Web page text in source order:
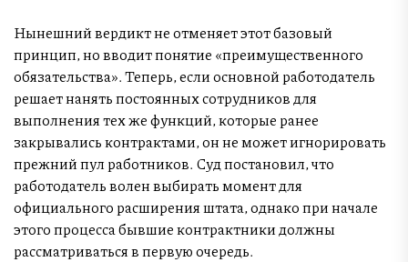
Нынешний вердикт не отменяет этот базовый
принцип, но вводит понятие «преимущественного
обязательства». Теперь, если основной работодатель
решает нанять постоянных сотрудников для
выполнения тех же функций, которые ранее
закрывались контрактами, он не может игнорировать
прежний пул работников. Суд постановил, что
работодатель волен выбирать момент для
официального расширения штата, однако при начале
этого процесса бывшие контрактники должны
рассматриваться в первую очередь.